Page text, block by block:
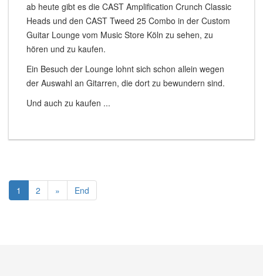
ab heute gibt es die CAST Amplification Crunch Classic
Heads und den CAST Tweed 25 Combo in der Custom
Guitar Lounge vom Music Store Köln zu sehen, zu
hören und zu kaufen.
Ein Besuch der Lounge lohnt sich schon allein wegen
der Auswahl an Gitarren, die dort zu bewundern sind.
Und auch zu kaufen ...
1 2 » End